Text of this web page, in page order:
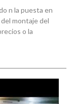
n la puesta en
montaje del
o la